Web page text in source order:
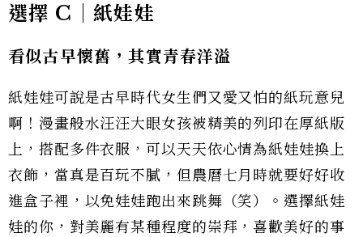
選擇 C｜紙娃娃
看似古早懷舊，其實青春洋溢
紙娃娃可說是古早時代女生們又愛又怕的紙玩意兒
啊！漫畫般水汪汪大眼女孩被精美的列印在厚紙版
上，搭配多件衣服，可以天天依心情為紙娃娃換上
衣飾，當真是百玩不膩，但農曆七月時就要好好收
進盒子裡，以免娃娃跑出來跳舞（笑）。選擇紙娃
娃的你，對美麗有某種程度的崇拜，喜歡美好的事